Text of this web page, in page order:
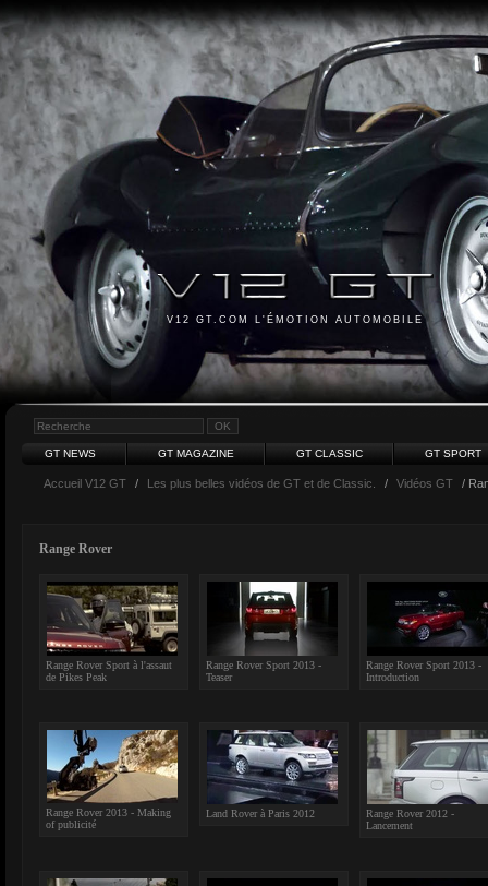
V12 GT.COM L'ÉMOTION AUTOMOBILE
GT NEWS GT MAGAZINE GT CLASSIC GT SPORT
Accueil V12 GT / Les plus belles vidéos de GT et de Classic. / Vidéos GT /
Range Rover
Range Rover Sport à l'assaut
de Pikes Peak
Range Rover Sport 2013 -
Teaser
Range Rover Sport 2013 -
Introduction
Range Rover 2013 - Making
of publicité
Land Rover à Paris 2012
Range Rover 2012 -
Lancement